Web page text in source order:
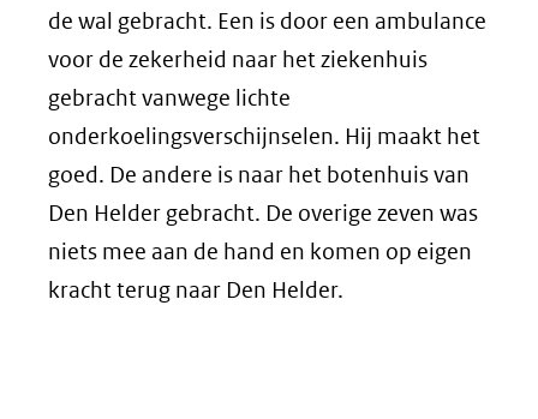
de wal gebracht. Een is door een ambulance
voor de zekerheid naar het ziekenhuis
gebracht vanwege lichte
onderkoelingsverschijnselen. Hij maakt het
goed. De andere is naar het botenhuis van
Den Helder gebracht. De overige zeven was
niets mee aan de hand en komen op eigen
kracht terug naar Den Helder.